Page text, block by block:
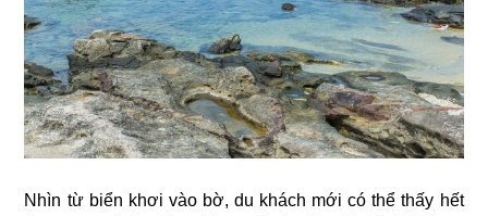
Nhìn từ biển khơi vào bờ, du khách mới có thể thấy hết